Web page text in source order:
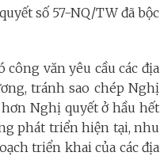
số 57-NQ/TW đã bộc
văn yêu cầu các địa
tránh sao chép Nghị
Nghị quyết ở hầu hết
phát triển hiện tại, nhu
triển khai của các địa